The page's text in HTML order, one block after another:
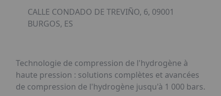
CALLE CONDADO DE TREVIÑO, 6, 09001
BURGOS, ES
Technologie de compression de l'hydrogène à
haute pression : solutions complètes et avancées
de compression de l'hydrogène jusqu'à 1 000 bars.